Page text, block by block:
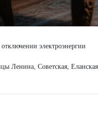
электроэнергии
Ленина, Советская,